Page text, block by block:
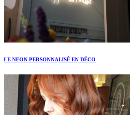
LE NEON PERSONNALISÉ EN DÉCO